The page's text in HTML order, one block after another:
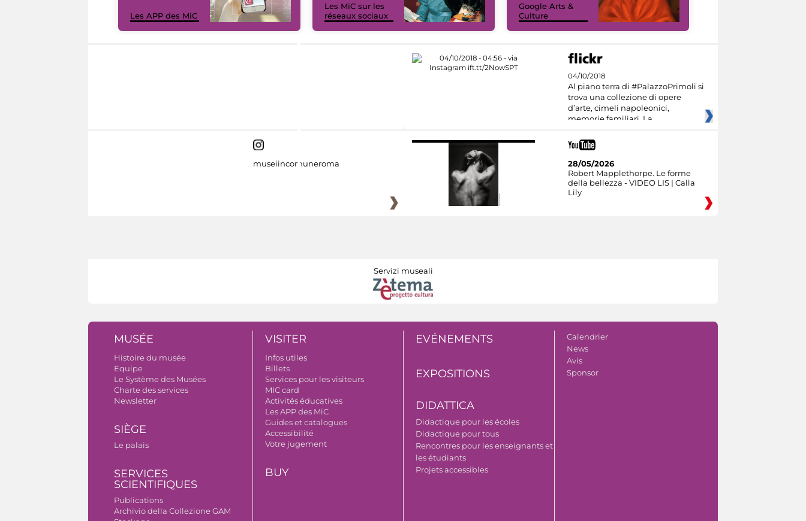
Les APP des MiC
Les MiC sur les
réseaux sociaux
Google Arts &
Culture
04/10/2018
Al piano terra di #PalazzoPrimoli si
trova una collezione di opere
d’arte, cimeli napoleonici,
memorie familiari. La
museiincomuneroma
28/05/2026
Robert Mapplethorpe. Le forme
della bellezza - VIDEO LIS | Calla
Lily
Servizi museali
MUSÉE
Histoire du musée
Equipe
Le Système des Musées
Charte des services
Newsletter
SIÈGE
Le palais
SERVICES
SCIENTIFIQUES
Publications
Archivio della Collezione GAM
VISITER
Infos utiles
Billets
Services pour les visiteurs
MIC card
Activités éducatives
Les APP des MiC
Guides et catalogues
Accessibilité
Votre jugement
BUY
EVÉNEMENTS
EXPOSITIONS
DIDATTICA
Didactique pour les écoles
Didactique pour tous
Rencontres pour les enseignants et
les étudiants
Projets accessibles
Calendrier
News
Avis
Sponsor